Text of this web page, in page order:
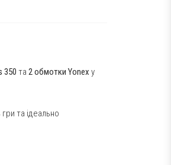
350 та 2 обмотки Yonex у
та ідеально